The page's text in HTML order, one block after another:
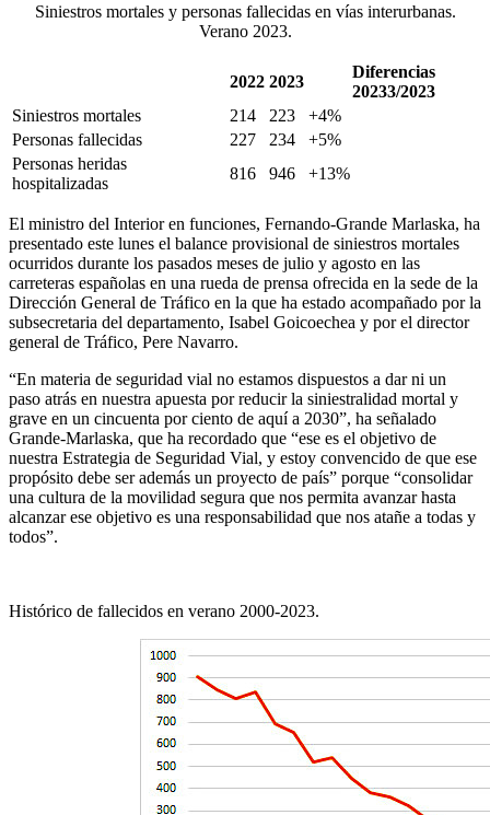
Siniestros mortales y personas fallecidas en vías interurbanas.
Verano 2023.
2022 2023
Diferencias
20233/2023
Siniestros mortales
214 223
+4%
Personas fallecidas
227 234
+5%
Personas heridas
hospitalizadas
816 946 +13%
El ministro del Interior en funciones, Fernando-Grande Marlaska, ha
presentado este lunes el balance provisional de siniestros mortales
ocurridos durante los pasados meses de julio y agosto en las
carreteras españolas en una rueda de prensa ofrecida en la sede de la
Dirección General de Tráfico en la que ha estado acompañado por la
subsecretaria del departamento, Isabel Goicoechea y por el director
general de Tráfico, Pere Navarro.
“En materia de seguridad vial no estamos dispuestos a dar ni un
paso atrás en nuestra apuesta por reducir la siniestralidad mortal y
grave en un cincuenta por ciento de aquí a 2030”, ha señalado
Grande-Marlaska, que ha recordado que “ese es el objetivo de
nuestra Estrategia de Seguridad Vial, y estoy convencido de que ese
propósito debe ser además un proyecto de país” porque “consolidar
una cultura de la movilidad segura que nos permita avanzar hasta
alcanzar ese objetivo es una responsabilidad que nos atañe a todas y
todos”.
Histórico de fallecidos en verano 2000-2023.